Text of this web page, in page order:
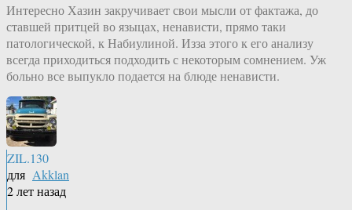
Интересно Хазин закручивает свои мысли от фактажа, до
ставшей притцей во языцах, ненависти, прямо таки
патологической, к Набиулиной. Изза этого к его анализу
всегда приходиться подходить с некоторым сомнением. Уж
больно все выпукло подается на блюде ненависти.
ZIL.130
для Akklan
2 лет назад